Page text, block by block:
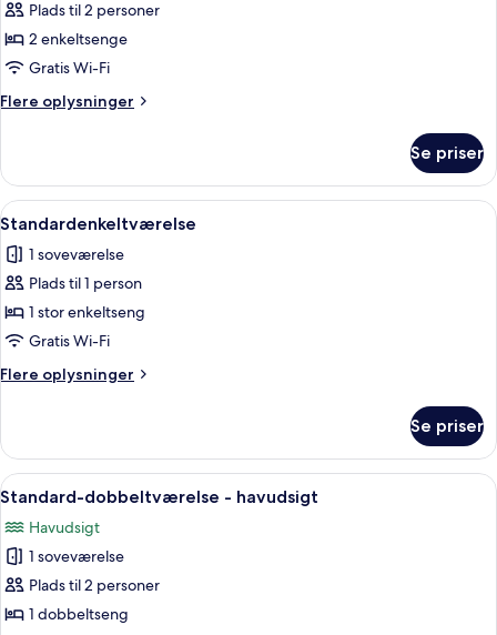
af
Standardværelse
med
2
enkeltsenge
Plads til 2 personer
2 enkeltsenge
Gratis Wi-Fi
Flere oplysninger
Flere
med
enkeltsenge
Se priser
Indlæs
alle
billeder
af
Standardenkeltværelse
Standardenkeltværelse |
6
Standardenkeltværelse
1 soveværelse
Plads til 1 person
1 stor enkeltseng
Gratis Wi-Fi
Flere oplysninger
Flere
Se priser
Indlæs
alle
billeder
af
Standard-
dobbeltværelse
Et hotelværelse med seng,
4
Standard-dobbeltværelse - havudsigt
Havudsigt
1 soveværelse
Plads til 2 personer
1 dobbeltseng